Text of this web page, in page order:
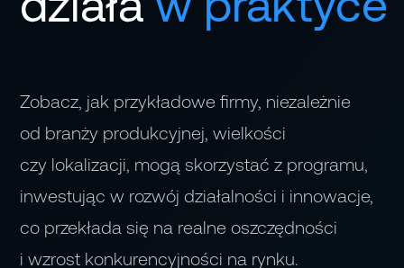
Farmaceutyczna
Metalurgiczna
Maszynowa
Zobacz, jak przykładowe firmy, niezależnie
od branży produkcyjnej, wielkości
czy lokalizacji, mogą skorzystać z programu,
inwestując w rozwój działalności i innowacje,
co przekłada się na realne oszczędności
i wzrost konkurencyjności na rynku.